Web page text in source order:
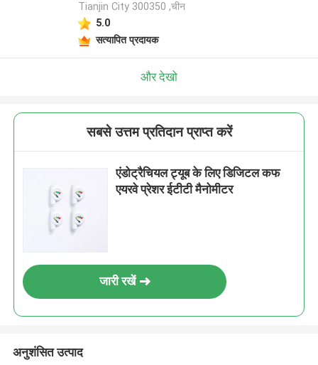
Tianjin City 300350 ,चीन
5.0
सत्यापित प्रदायक
और देखो
सबसे उत्तम प्रतिदान प्राप्त करें
एंडोट्रैचियल ट्यूब के लिए डिजिटल कफ
एयरवे प्रेशर ईटीटी मैनोमीटर
जारी रखें
अनुशंसित उत्पाद